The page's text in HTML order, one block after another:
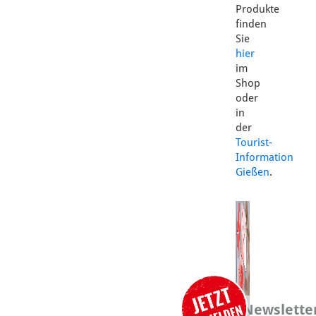
Produkte
finden
Sie
hier
im
Shop
oder
in
der
Tourist-
Information
Gießen.